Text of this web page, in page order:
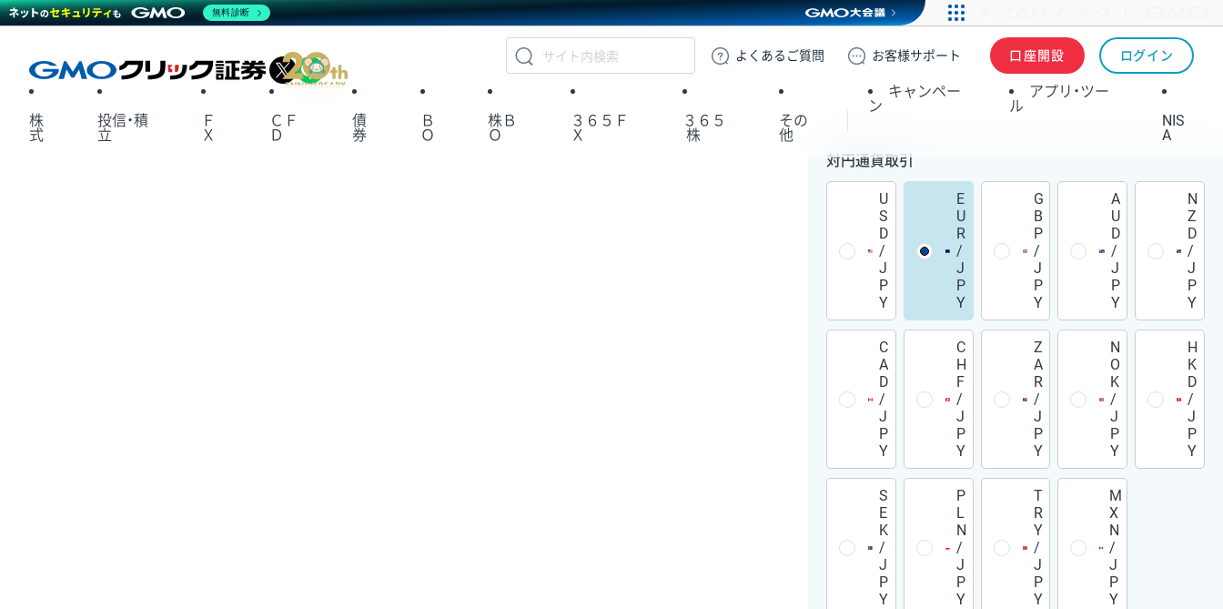
GMOクリック証券
よくある ご質問 お客様サポート 口座開設 ログイン
X
株
式
投信・積
立
Ｆ
Ｘ
ＣＦ
Ｄ
債
券
Ｂ
Ｏ
株Ｂ
Ｏ
３６５Ｆ
Ｘ
３６５
株
その
他
キャンペー
ン
アプリ・ツー
ル
NIS
A
対円通貨取引
U
S
D
/
J
P
Y
E
U
R
/
J
P
Y
G
B
P
/
J
P
Y
A
U
D
/
J
P
Y
N
Z
D
/
J
P
Y
C
A
D
/
J
P
Y
C
H
F
/
J
P
Y
Z
A
R
/
J
P
Y
N
O
K
/
J
P
Y
H
K
D
/
J
P
Y
S
E
K
/
J
P
Y
P
L
N
/
J
P
Y
T
R
Y
/
J
P
Y
M
X
N
/
J
P
Y
無料診断